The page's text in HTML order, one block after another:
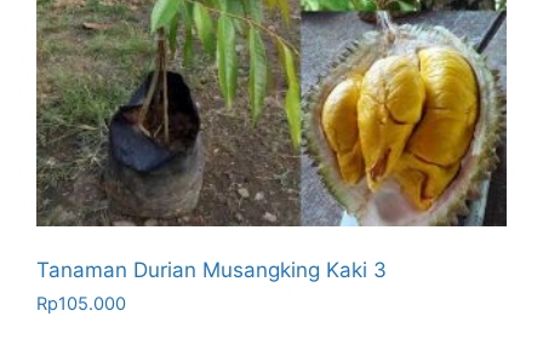
Tanaman Durian Musangking Kaki 3
Rp105.000